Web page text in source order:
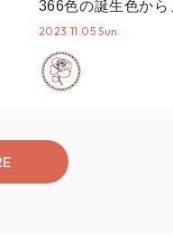
366色の誕生色から
誕生色、バースデ
2023.11.05 Sun